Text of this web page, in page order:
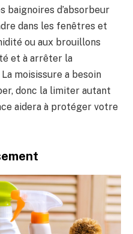
baignoires d’absorbeur
dans les fenêtres et
ou aux brouillons
et à arrêter la
moisissure a besoin
donc la limiter autant
aidera à protéger votre